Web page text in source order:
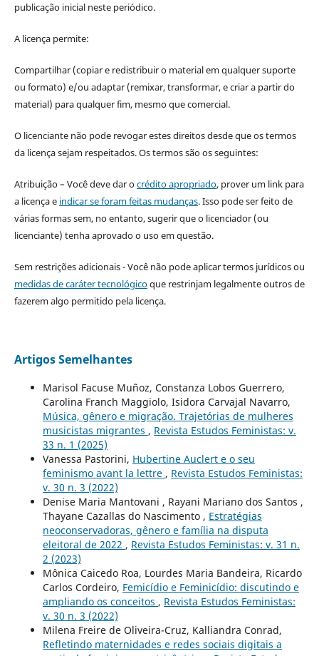
publicação inicial neste periódico.
A licença permite:
Compartilhar (copiar e redistribuir o material em qualquer suporte
ou formato) e/ou adaptar (remixar, transformar, e criar a partir do
material) para qualquer fim, mesmo que comercial.
O licenciante não pode revogar estes direitos desde que os termos
da licença sejam respeitados. Os termos são os seguintes:
Atribuição – Você deve dar ocrédito apropriado, prover um link para
a licença e indicar se foram feitas mudanças. Isso pode ser feito de
várias formas sem, no entanto, sugerir que o licenciador (ou
licenciante) tenha aprovado o uso em questão.
Sem restrições adicionais - Você não pode aplicar termos jurídicos ou
medidas de caráter tecnológicoque restrinjam legalmente outros de
fazerem algo permitido pela licença.
Artigos Semelhantes
Marisol Facuse Muñoz, Constanza Lobos Guerrero,
Carolina Franch Maggiolo, Isidora Carvajal Navarro,
Música, gênero e migração. Trajetórias de mulheres
musicistas migrantes , Revista Estudos Feministas: v.
33 n. 1 (2025)
Vanessa Pastorini, Hubertine Auclert e o seu
feminismo avant la lettre , Revista Estudos Feministas:
v. 30 n. 3 (2022)
Denise Maria Mantovani , Rayani Mariano dos Santos ,
Thayane Cazallas do Nascimento , Estratégias
neoconservadoras, gênero e família na disputa
eleitoral de 2022 , Revista Estudos Feministas: v. 31 n.
2 (2023)
Mônica Caicedo Roa, Lourdes Maria Bandeira, Ricardo
Carlos Cordeiro, Femicídio e Feminicídio: discutindo e
ampliando os conceitos , Revista Estudos Feministas:
v. 30 n. 3 (2022)
Milena Freire de Oliveira-Cruz, Kalliandra Conrad,
Refletindo maternidades e redes sociais digitais a